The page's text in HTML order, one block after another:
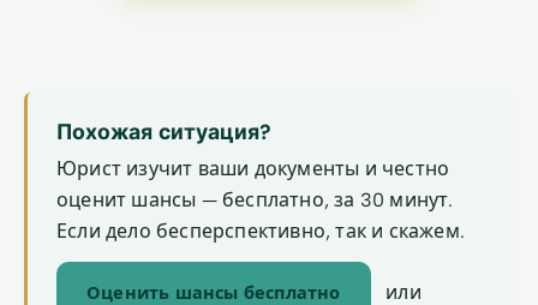
Похожая ситуация?
Юрист изучит ваши документы и честно
оценит шансы — бесплатно, за 30 минут.
Если дело бесперспективно, так и скажем.
Оценить шансы бесплатно или